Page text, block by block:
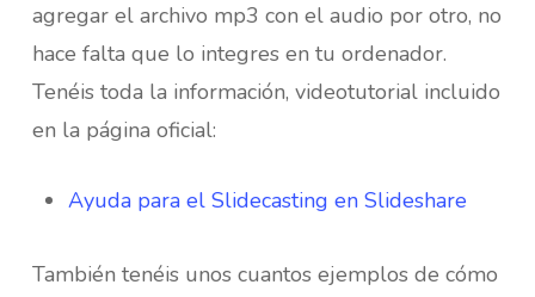
agregar el archivo mp3 con el audio por otro, no
hace falta que lo integres en tu ordenador.
Tenéis toda la información, videotutorial incluido
en la página oficial:
Ayuda para el Slidecasting en Slideshare
También tenéis unos cuantos ejemplos de cómo